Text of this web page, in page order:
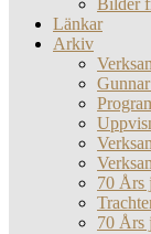
Bilder
Länkar
Arkiv
70 Års
70 Års